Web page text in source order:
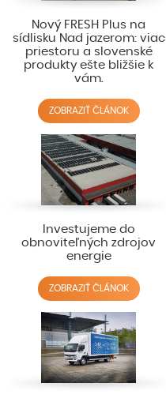
Nový FRESH Plus na
sídlisku Nad jazerom: viac
priestoru a slovenské
produkty ešte bližšie k
vám.
ZOBRAZIŤ ČLÁNOK
Investujeme do
obnoviteľných zdrojov
energie
ZOBRAZIŤ ČLÁNOK